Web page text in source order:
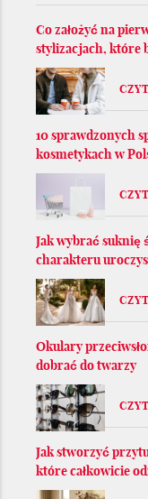
Co założyć na
stylizacjach, które
10 sprawdzonych
kosmetykach w
Jak wybrać suknię
charakteru
Okulary
dobrać do twarzy
Jak stworzyć
które całkowicie